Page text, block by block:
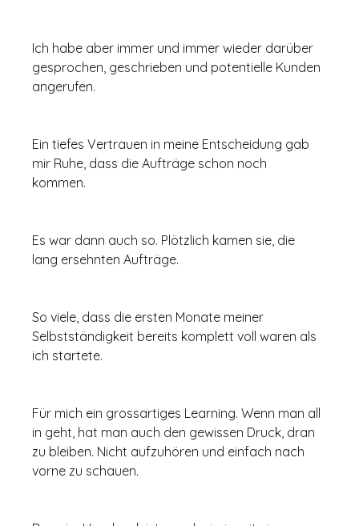
Ich habe aber immer und immer wieder darüber
gesprochen, geschrieben und potentielle Kunden
angerufen.
Ein tiefes Vertrauen in meine Entscheidung gab
mir Ruhe, dass die Aufträge schon noch
kommen.
Es war dann auch so. Plötzlich kamen sie, die
lang ersehnten Aufträge.
So viele, dass die ersten Monate meiner
Selbstständigkeit bereits komplett voll waren als
ich startete.
Für mich ein grossartiges Learning. Wenn man all
in geht, hat man auch den gewissen Druck, dran
zu bleiben. Nicht aufzuhören und einfach nach
vorne zu schauen.